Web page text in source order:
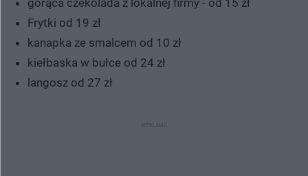
Frytki od 19 zł
kanapka ze smalcem od 10 zł
kiełbaska w bułce od 24 zł
langosz od 27 zł